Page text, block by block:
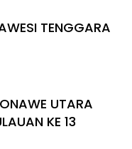
TENGGARA
UTARA
KE 13